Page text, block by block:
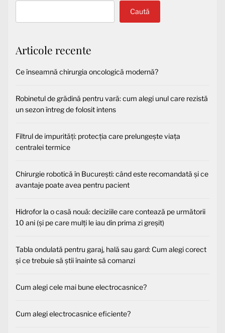
Caută
Articole recente
Ce înseamnă chirurgia oncologică modernă?
Robinetul de grădină pentru vară: cum alegi unul care rezistă
un sezon întreg de folosit intens
Filtrul de impurități: protecția care prelungește viața
centralei termice
Chirurgie robotică în București: când este recomandată și ce
avantaje poate avea pentru pacient
Hidrofor la o casă nouă: deciziile care contează pe următorii
10 ani (și pe care mulți le iau din prima zi greșit)
Tabla ondulată pentru garaj, hală sau gard: Cum alegi corect
și ce trebuie să știi înainte să comanzi
Cum alegi cele mai bune electrocasnice?
Cum alegi electrocasnice eficiente?